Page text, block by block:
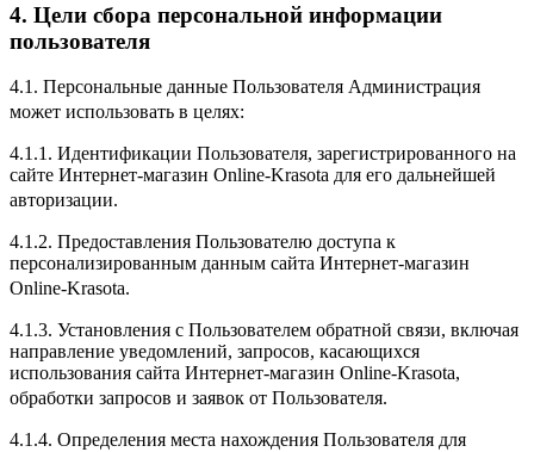
4. Цели сбора персональной информации
пользователя
4.1. Персональные данные Пользователя Администрация
может использовать в целях:
4.1.1. Идентификации Пользователя, зарегистрированного на
сайте Интернет-магазин Online-Krasota для его дальнейшей
авторизации.
4.1.2. Предоставления Пользователю доступа к
персонализированным данным сайта Интернет-магазин
Online-Krasota.
4.1.3. Установления с Пользователем обратной связи, включая
направление уведомлений, запросов, касающихся
использования сайта Интернет-магазин Online-Krasota,
обработки запросов и заявок от Пользователя.
4.1.4. Определения места нахождения Пользователя для